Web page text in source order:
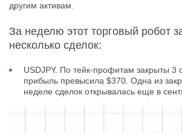
другим активам.
За неделю этот торговый робот
несколько сделок:
USDJPY. По тейк-профитам закрыты 3
прибыль превысила $370. Одна из
неделе сделок открывалась еще в